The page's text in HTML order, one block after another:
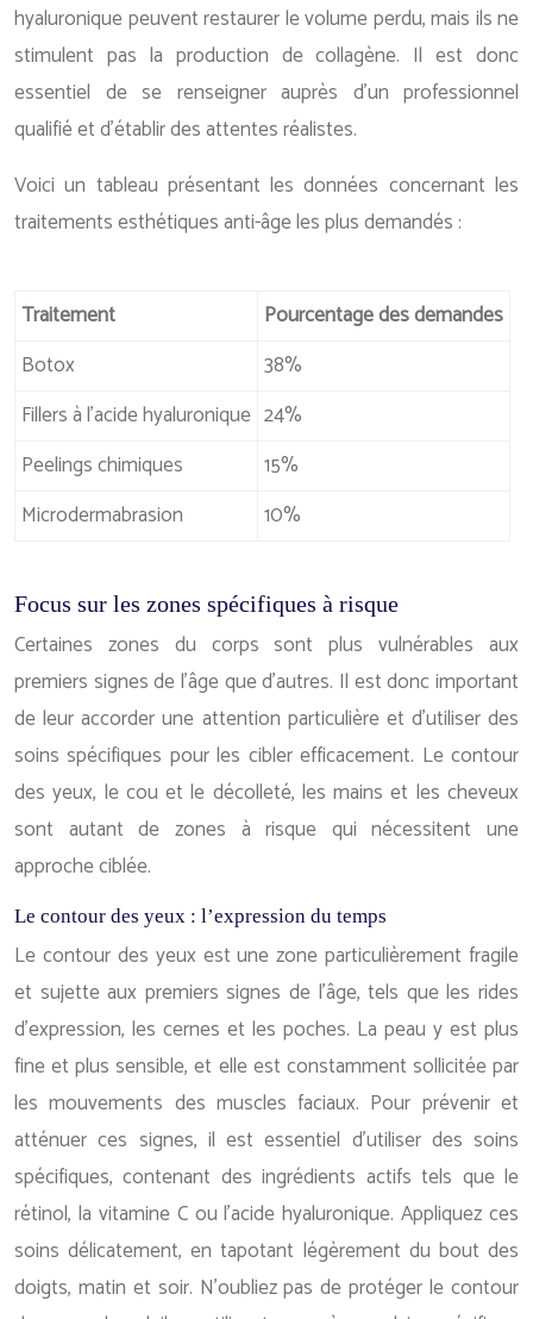
hyaluronique peuvent restaurer le volume perdu, mais ils ne
stimulent pas la production de collagène. Il est donc
essentiel de se renseigner auprès d’un professionnel
qualifié et d’établir des attentes réalistes.
Voici un tableau présentant les données concernant les
traitements esthétiques anti-âge les plus demandés :
Traitement
Pourcentage des demandes
Botox
38%
Fillers à l’acide hyaluronique 24%
Peelings chimiques
15%
Microdermabrasion
10%
Focus sur les zones spécifiques à risque
Certaines zones du corps sont plus vulnérables aux
premiers signes de l’âge que d’autres. Il est donc important
de leur accorder une attention particulière et d’utiliser des
soins spécifiques pour les cibler efficacement. Le contour
des yeux, le cou et le décolleté, les mains et les cheveux
sont autant de zones à risque qui nécessitent une
approche ciblée.
Le contour des yeux : l’expression du temps
Le contour des yeux est une zone particulièrement fragile
et sujette aux premiers signes de l’âge, tels que les rides
d’expression, les cernes et les poches. La peau y est plus
fine et plus sensible, et elle est constamment sollicitée par
les mouvements des muscles faciaux. Pour prévenir et
atténuer ces signes, il est essentiel d’utiliser des soins
spécifiques, contenant des ingrédients actifs tels que le
rétinol, la vitamine C ou l’acide hyaluronique. Appliquez ces
soins délicatement, en tapotant légèrement du bout des
doigts, matin et soir. N’oubliez pas de protéger le contour